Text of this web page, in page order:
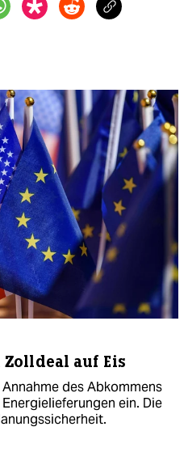
auf Eis
des Abkommens
ein. Die